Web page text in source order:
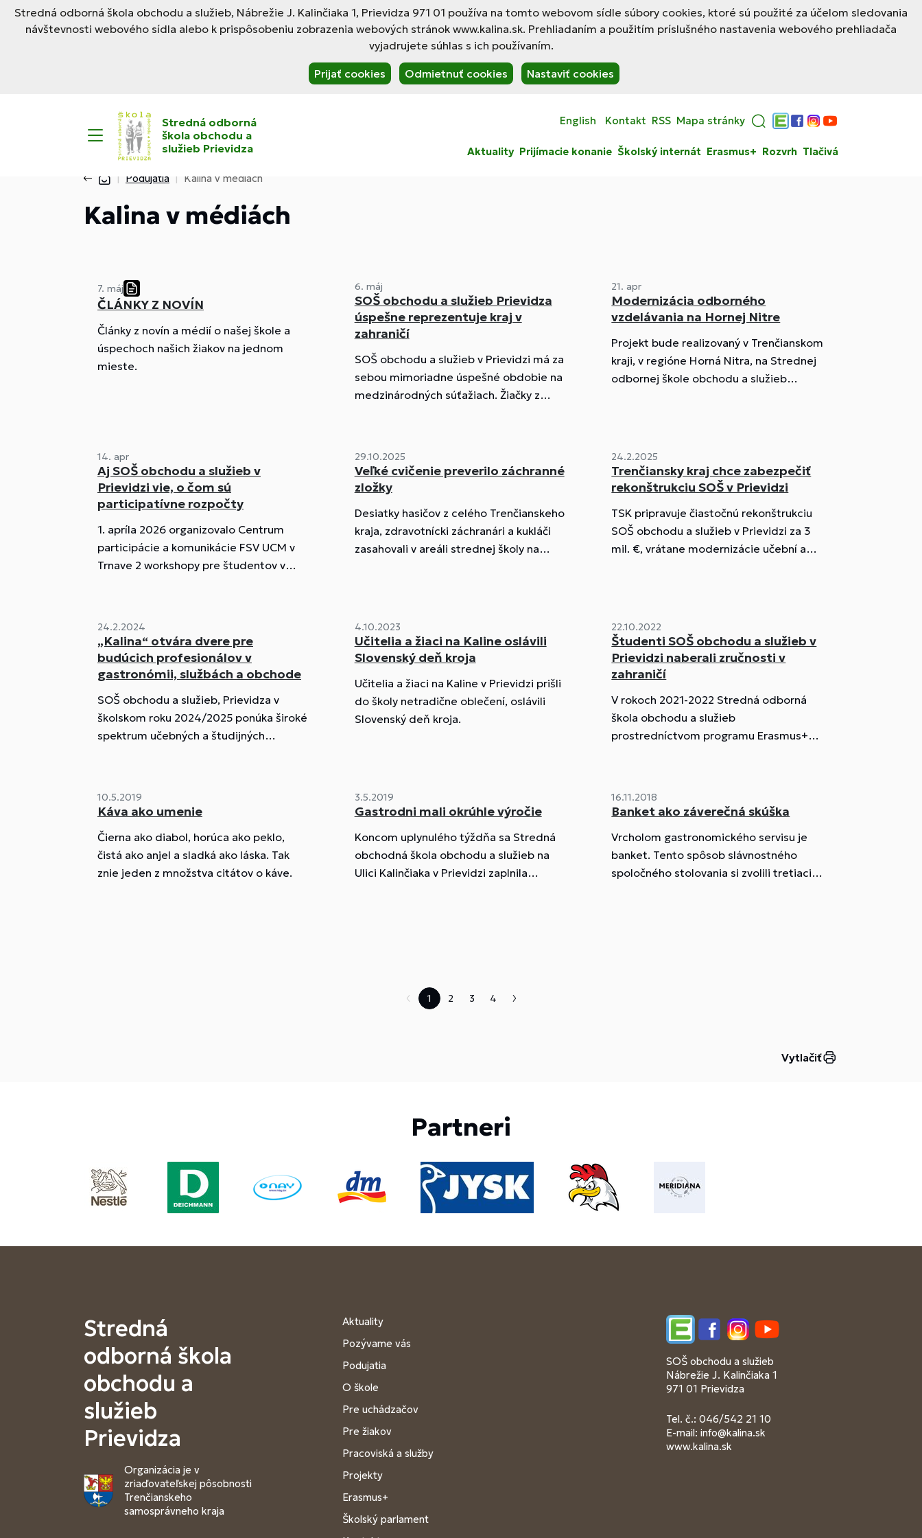
Stredná odborná škola obchodu a služieb, Nábrežie J. Kalinčiaka 1, Prievidza 971 01 používa na tomto webovom sídle súbory cookies, ktoré sú použité za účelom sledovania
návštevnosti webového sídla alebo k prispôsobeniu zobrazenia webových stránok www.kalina.sk. Prehliadaním a použitím príslušného nastavenia webového prehliadača
vyjadrujete súhlas s ich používaním.
Prijať cookies Odmietnuť cookies Nastaviť cookies
Stredná odborná
škola obchodu a
služieb Prievidza
English Kontakt RSS Mapa stránky
Edupage
Facebook
Instagram
YouTube
Aktuality Prijímacie konanie Školský internát Erasmus+ Rozvrh Tlačivá
Podujatia Kalina v médiách
Kalina v médiách
7. máj
ČLÁNKY Z NOVÍN
Články z novín a médií o našej škole a
úspechoch našich žiakov na jednom
mieste.
6. máj
SOŠ obchodu a služieb Prievidza
úspešne reprezentuje kraj v
zahraničí
SOŠ obchodu a služieb v Prievidzi má za
sebou mimoriadne úspešné obdobie na
medzinárodných súťažiach. Žiačky z
21. apr
Modernizácia odborného
vzdelávania na Hornej Nitre
Projekt bude realizovaný v Trenčianskom
kraji, v regióne Horná Nitra, na Strednej
odbornej škole obchodu a služieb
14. apr
Aj SOŠ obchodu a služieb v
Prievidzi vie, o čom sú
participatívne rozpočty
1. apríla 2026 organizovalo Centrum
participácie a komunikácie FSV UCM v
Trnave 2 workshopy pre študentov v
29.10.2025
Veľké cvičenie preverilo záchranné
zložky
Desiatky hasičov z celého Trenčianskeho
kraja, zdravotnícki záchranári a kukláči
zasahovali v areáli strednej školy na
24.2.2025
Trenčiansky kraj chce zabezpečiť
rekonštrukciu SOŠ v Prievidzi
TSK pripravuje čiastočnú rekonštrukciu
SOŠ obchodu a služieb v Prievidzi za 3
mil. €, vrátane modernizácie učební a
24.2.2024
„Kalina“ otvára dvere pre
budúcich profesionálov v
gastronómii, službách a obchode
SOŠ obchodu a služieb, Prievidza v
školskom roku 2024/2025 ponúka široké
spektrum učebných a študijných
4.10.2023
Učitelia a žiaci na Kaline oslávili
Slovenský deň kroja
Učitelia a žiaci na Kaline v Prievidzi prišli
do školy netradične oblečení, oslávili
Slovenský deň kroja.
22.10.2022
Študenti SOŠ obchodu a služieb v
Prievidzi naberali zručnosti v
zahraničí
V rokoch 2021-2022 Stredná odborná
škola obchodu a služieb
prostredníctvom programu Erasmus+
10.5.2019
Káva ako umenie
Čierna ako diabol, horúca ako peklo,
čistá ako anjel a sladká ako láska. Tak
znie jeden z množstva citátov o káve.
3.5.2019
Gastrodni mali okrúhle výročie
Koncom uplynulého týždňa sa Stredná
obchodná škola obchodu a služieb na
Ulici Kalinčiaka v Prievidzi zaplnila
16.11.2018
Banket ako záverečná skúška
Vrcholom gastronomického servisu je
banket. Tento spôsob slávnostného
spoločného stolovania si zvolili tretiaci
1 2 3 4
Vytlačiť
Partneri
Stredná
odborná škola
obchodu a
služieb
Prievidza
Organizácia je v
zriaďovateľskej pôsobnosti
Trenčianskeho
samosprávneho kraja
Aktuality
Pozývame vás
Podujatia
O škole
Pre uchádzačov
Pre žiakov
Pracoviská a služby
Projekty
Erasmus+
Školský parlament
EdupageFacebookInstagramYouTube
SOŠ obchodu a služieb
Nábrežie J. Kalinčiaka 1
971 01 Prievidza
Tel. č.: 046/542 21 10
E-mail: info@kalina.sk
www.kalina.sk